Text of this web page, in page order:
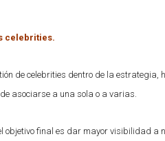
celebrities.
de celebrities dentro de la
asociarse a una sola o a varias.
objetivo final es dar mayor visibilidad